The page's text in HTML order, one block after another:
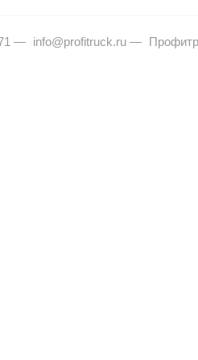
— info@profitruck.ru —